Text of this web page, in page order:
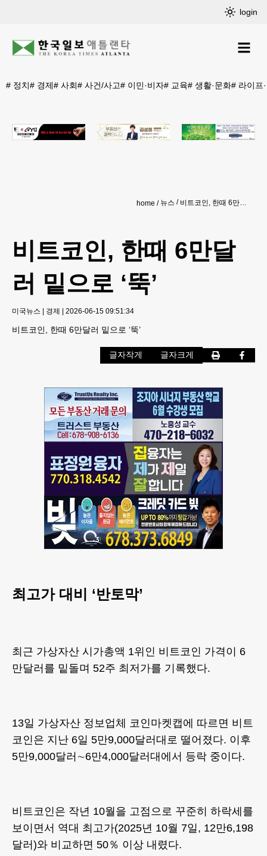
login
# 정치# 경제# 사회# 사건/사고# 이민·비자# 교육# 생활·문화# 라이프
home 뉴스 비트코인, 한때 6만달러 밑으로 ‘뚝’
비트코인, 한때 6만달
러 밑으로 ‘뚝’
미국뉴스 | 경제 | 2026-06-15 09:51:34
비트코인, 한때 6만달러 밑으로 ‘뚝’
글자작게 글자크게
최고가 대비 ‘반토막’
최근 가상자산 시가총액 1위인 비트코인 가격이 6
만달러를 밑돌며 52주 최저가를 기록했다.
13일 가상자산 정보업체 코인마켓캡에 따르면 비트
코인은 지난 6일 5만9,000달러대로 떨어졌다. 이후
5만9,000달러∼6만4,000달러대에서 등락 중이다.
비트코인은 작년 10월을 고점으로 꾸준히 하락세를
보이면서 역대 최고가(2025년 10월 7일, 12만6,198
달러)와 비교하면 50％ 이상 내렸다.